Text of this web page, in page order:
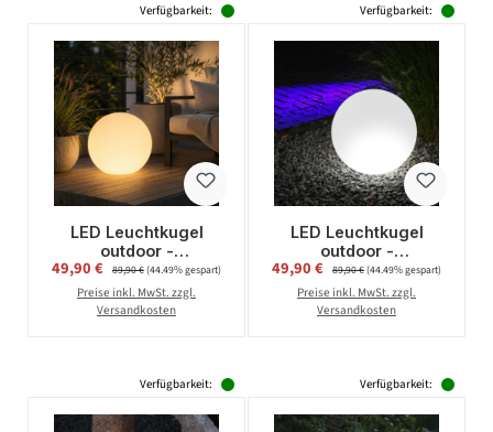
Verfügbarkeit:
LED Leuchtkugel
outdoor -
Kugelleuchte 40cm
mit E27 Fassung -
warmweiße 1W LED
Verkaufspreis:
49,90 € Regulärer Preis:
89,90 €(44.49% gespart)
Preise inkl. MwSt. zzgl.
Versandkosten
Verfügbarkeit:
LED Leuchtkugel
outdoor -
Kugelleuchte 40cm
mit E27 Fassung -
kaltweißes 1W LED
Verkaufspreis:
49,90 € Regulärer Preis:
89,90 €(44.49% gespart)
Preise inkl. MwSt. zzgl.
Versandkosten
Verfügbarkeit: Verfügbarkeit: